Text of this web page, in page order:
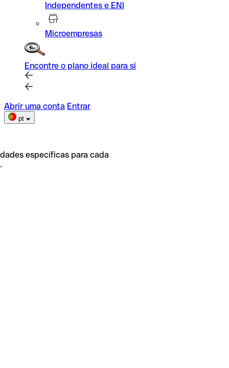
Independentes e ENI
Microempresas
Encontre o plano ideal para si
Abrir uma conta Entrar
pt
específicas para cada